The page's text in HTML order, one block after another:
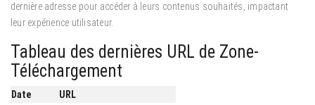
dernière adresse pour accéder à leurs contenus souhaités, impactant
leur expérience utilisateur.
Tableau des dernières URL de Zone-
Téléchargement
Date
URL